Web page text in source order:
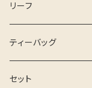
リーフ
ティーバッグ
セット